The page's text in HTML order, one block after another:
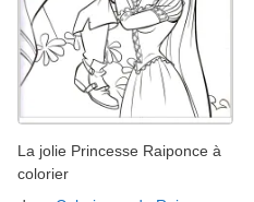
La jolie Princesse Raiponce à
colorier